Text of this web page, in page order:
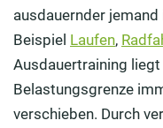
ausdauernder
Beispiel Laufen,
Ausdauertraining
Belastungsgrenze
verschieben. Durch